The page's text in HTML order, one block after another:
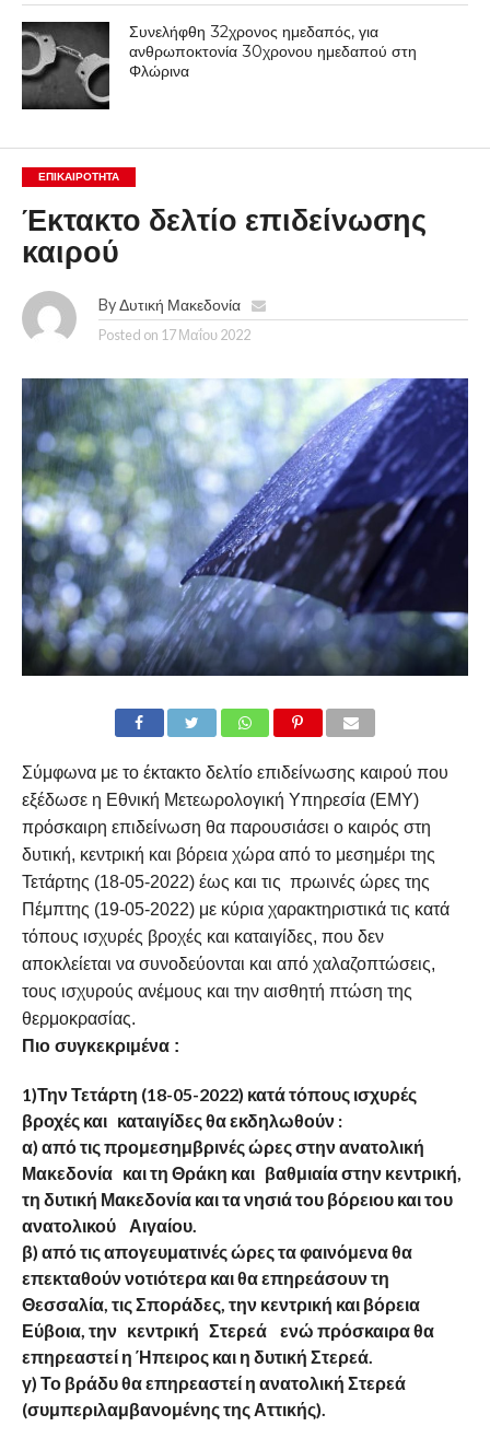
Συνελήφθη 32χρονος ημεδαπός, για
ανθρωποκτονία 30χρονου ημεδαπού στη
Φλώρινα
ΕΠΙΚΑΙΡΟΤΗΤΑ
Έκτακτο δελτίο επιδείνωσης
καιρού
By Δυτική Μακεδονία
Posted on 17 Μαΐου 2022
Σύμφωνα με το έκτακτο δελτίο επιδείνωσης καιρού που
εξέδωσε η Εθνική Μετεωρολογική Υπηρεσία (ΕΜΥ)
πρόσκαιρη επιδείνωση θα παρουσιάσει ο καιρός στη
δυτική, κεντρική και βόρεια χώρα από το μεσημέρι της
Τετάρτης (18-05-2022) έως και τις πρωινές ώρες της
Πέμπτης (19-05-2022) με κύρια χαρακτηριστικά τις κατά
τόπους ισχυρές βροχές και καταιγίδες, που δεν
αποκλείεται να συνοδεύονται και από χαλαζοπτώσεις,
τους ισχυρούς ανέμους και την αισθητή πτώση της
θερμοκρασίας.
Πιο συγκεκριμένα :
1)Την Τετάρτη (18-05-2022) κατά τόπους ισχυρές
βροχές και καταιγίδεςθα εκδηλωθούν :
α) από τις προμεσημβρινές ώρες στην ανατολική
Μακεδονία και τη Θράκη και βαθμιαίαστην κεντρική,
τη δυτική Μακεδονία και τα νησιά του βόρειου και του
ανατολικού Αιγαίου.
β) από τις απογευματινές ώρες τα φαινόμενα θα
επεκταθούν νοτιότερα και θα επηρεάσουντη
Θεσσαλία, τις Σποράδες, την κεντρική και βόρεια
Εύβοια, την κεντρική Στερεά ενώ πρόσκαιρα θα
επηρεαστεί η Ήπειρος και η δυτική Στερεά.
γ) Το βράδυ θα επηρεαστεί η ανατολική Στερεά
(συμπεριλαμβανομένηςτης Αττικής).